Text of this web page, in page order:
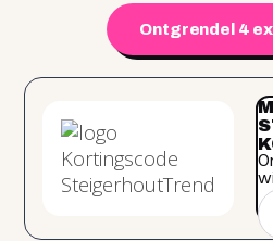
Ontgrendel 4